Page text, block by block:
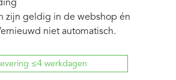
zijn geldig in de webshop én
niet automatisch.
≤4 werkdagen